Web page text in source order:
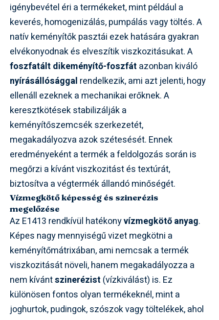
igénybevétel éri a termékeket, mint például a
keverés, homogenizálás, pumpálás vagy töltés. A
natív keményítők pasztái ezek hatására gyakran
elvékonyodnak és elveszítik viszkozitásukat. A
foszfatált dikeményítő-foszfát azonban kiváló
nyírásállósággal rendelkezik, ami azt jelenti, hogy
ellenáll ezeknek a mechanikai erőknek. A
keresztkötések stabilizálják a
keményítőszemcsék szerkezetét,
megakadályozva azok szétesését. Ennek
eredményeként a termék a feldolgozás során is
megőrzi a kívánt viszkozitást és textúrát,
biztosítva a végtermék állandó minőségét.
Vízmegkötő képesség és szinerézis
megelőzése
Az E1413 rendkívül hatékonyvízmegkötő anyag.
Képes nagy mennyiségű vizet megkötni a
keményítőmátrixában, ami nemcsak a termék
viszkozitását növeli, hanem megakadályozza a
nem kívántszinerézist (vízkiválást) is. Ez
különösen fontos olyan termékeknél, mint a
joghurtok, pudingok, szószok vagy töltelékek, ahol